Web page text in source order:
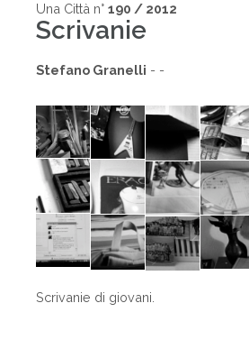
Una Città n° 190 / 2012
Scrivanie
Stefano Granelli - -
Scrivanie di giovani.